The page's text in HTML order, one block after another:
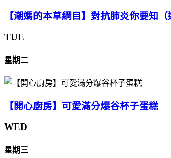
【潮媽的本草綱目】對抗肺炎你要知（
TUE
星期二
【開心廚房】可愛滿分爆谷杯子蛋糕
WED
星期三